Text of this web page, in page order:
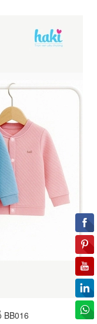
BB016